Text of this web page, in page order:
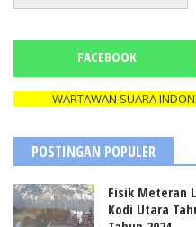
FACEBOOK
WARTAWAN SUARA
POSTINGAN POPULER
Fisik Meteran
Kodi Utara